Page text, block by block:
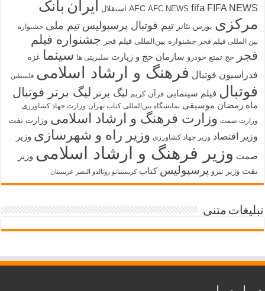
AFC AFC NEWS fifa FIFA NEWS استقلال ایران بانک
مرکزی بورس تئاتر تیم فوتبال پرسپولیس تیم ملی جشنواره
بین المللی فیلم فجر جشنواره بین‌المللی فیلم فجر جشنواره فیلم
فجر
حج تمتع خودرو سازمان حج و زیارت سلبریتی ها سینما غزه
فدراسیون فوتبال فرهنگ و ارشاد اسلامی فلسطین
فوتبال فیلم سینمایی قرآن کریم لیگ برتر لیگ برتر فوتبال
ماه رمضان موسیقی نمایشگاه بین‌المللی کتاب تهران وزارت جهاد کشاورزی
وزارت صمت وزارت فرهنگ و ارشاد اسلامی وزارت نفت
وزیر اقتصاد وزیر جهاد کشاورزی وزیر راه و شهرسازی وزیر
صمت وزیر فرهنگ و ارشاد اسلامی وزیر
نفت وزیر نیرو پرسپولیس کتاب کریستیانو رونالدو النصر عربستان
تبلیغات متنی